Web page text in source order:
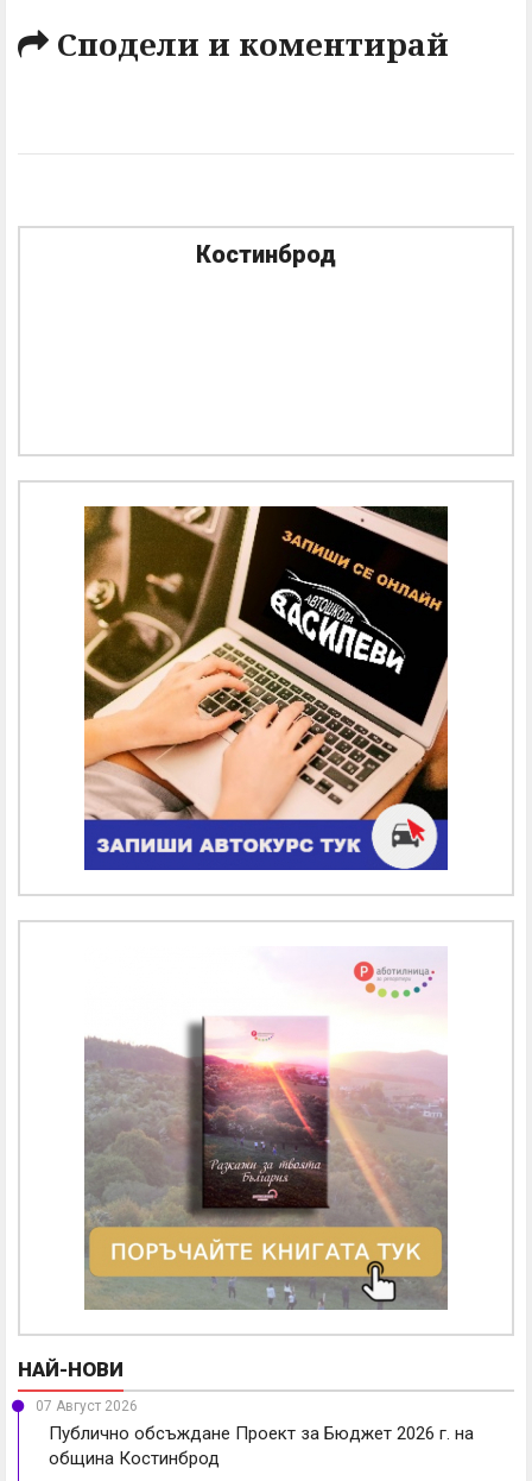
Сподели и коментирай
Костинброд
НАЙ-НОВИ
07 Август 2026
Публично обсъждане Проект за Бюджет 2026 г. на
община Костинброд